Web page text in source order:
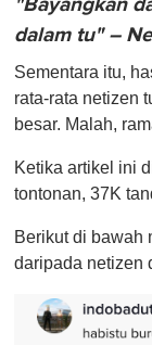
"Bayangkan
dalam tu" –
Sementara itu,
rata-rata netizen
besar. Malah,
Ketika artikel ini
tontonan, 37K
Berikut di bawah
daripada netizen